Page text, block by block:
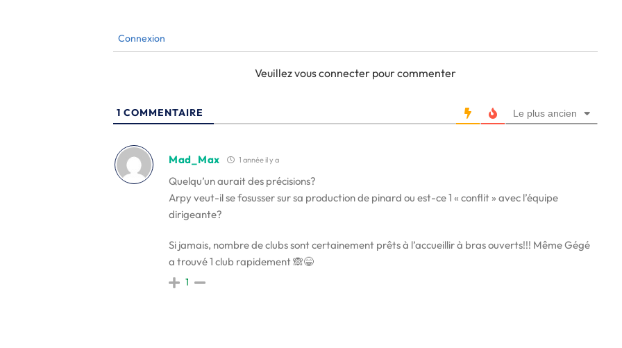
Connexion
Veuillez vous connecter pour commenter
1 COMMENTAIRE Le plus ancien
Mad_Max 1 année il y a
Quelqu’un aurait des précisions?
Arpy veut-il se fosusser sur sa production de pinard ou est-ce 1 « conflit » avec l’équipe
dirigeante?
Si jamais, nombre de clubs sont certainement prêts à l’accueillir à bras ouverts!!! Même Gégé
a trouvé 1 club rapidement 🙈😁
1